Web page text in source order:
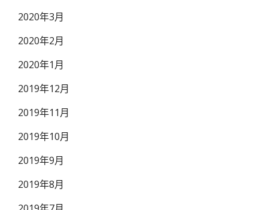
2020年3月
2020年2月
2020年1月
2019年12月
2019年11月
2019年10月
2019年9月
2019年8月